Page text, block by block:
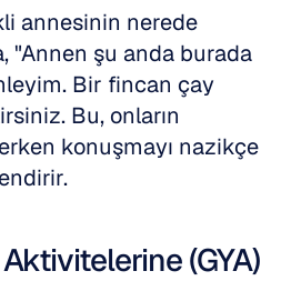
annesinin nerede
"Annen şu anda burada
Bir fincan çay
Bu, onların
konuşmayı nazikçe
(GYA)